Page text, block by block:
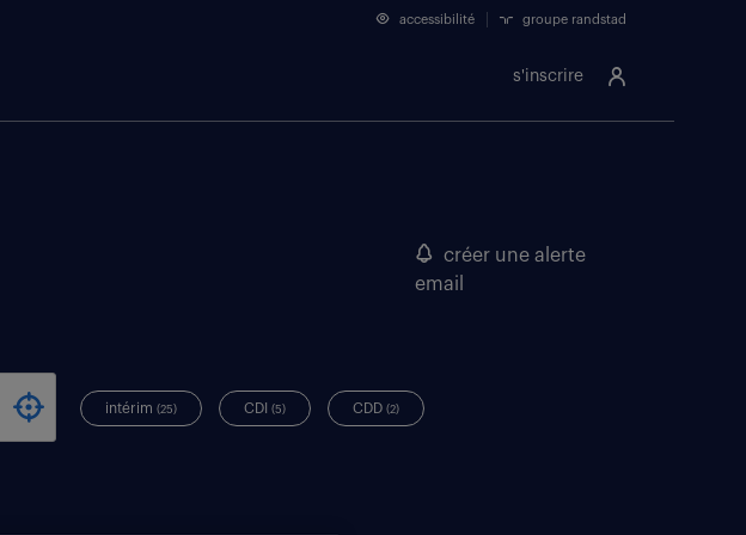
s'inscrire
accessibilité groupe randstad
créer une alerte
email
intérim(25) CDI(5) CDD(2)